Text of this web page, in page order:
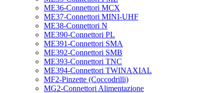
ME36-Connettori MCX
ME37-Connettori MINI-UHF
ME38-Connettori N
ME390-Connettori PL
ME391-Connettori SMA
ME392-Connettori SMB
ME393-Connettori TNC
ME394-Connettori TWINAXIAL
MF2-Pinzette (Coccodrilli)
MG2-Connettori Alimentazione